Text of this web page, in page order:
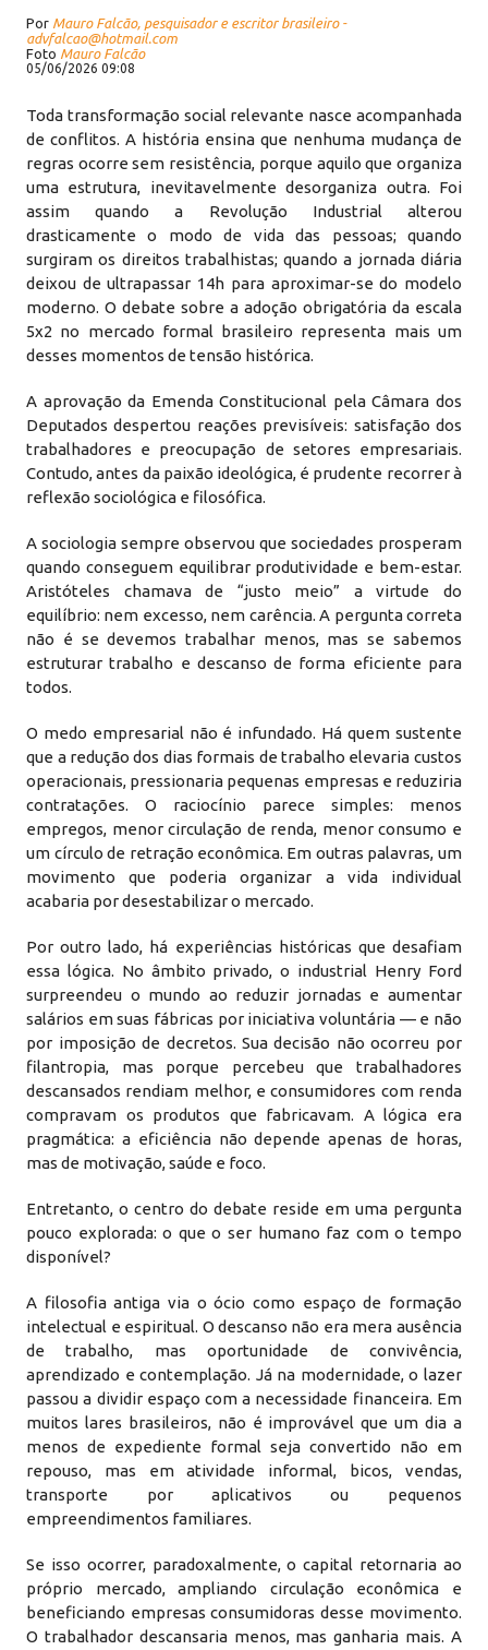
Por Mauro Falcão, pesquisador e escritor brasileiro -
advfalcao@hotmail.com
Foto Mauro Falcão
05/06/2026 09:08
Toda transformação social relevante nasce acompanhada
de conflitos. A história ensina que nenhuma mudança de
regras ocorre sem resistência, porque aquilo que organiza
uma estrutura, inevitavelmente desorganiza outra. Foi
assim quando a Revolução Industrial alterou
drasticamente o modo de vida das pessoas; quando
surgiram os direitos trabalhistas; quando a jornada diária
deixou de ultrapassar 14h para aproximar-se do modelo
moderno. O debate sobre a adoção obrigatória da escala
5x2 no mercado formal brasileiro representa mais um
desses momentos de tensão histórica.
A aprovação da Emenda Constitucional pela Câmara dos
Deputados despertou reações previsíveis: satisfação dos
trabalhadores e preocupação de setores empresariais.
Contudo, antes da paixão ideológica, é prudente recorrer à
reflexão sociológica e filosófica.
A sociologia sempre observou que sociedades prosperam
quando conseguem equilibrar produtividade e bem-estar.
Aristóteles chamava de “justo meio” a virtude do
equilíbrio: nem excesso, nem carência. A pergunta correta
não é se devemos trabalhar menos, mas se sabemos
estruturar trabalho e descanso de forma eficiente para
todos.
O medo empresarial não é infundado. Há quem sustente
que a redução dos dias formais de trabalho elevaria custos
operacionais, pressionaria pequenas empresas e reduziria
contratações. O raciocínio parece simples: menos
empregos, menor circulação de renda, menor consumo e
um círculo de retração econômica. Em outras palavras, um
movimento que poderia organizar a vida individual
acabaria por desestabilizar o mercado.
Por outro lado, há experiências históricas que desafiam
essa lógica. No âmbito privado, o industrial Henry Ford
surpreendeu o mundo ao reduzir jornadas e aumentar
salários em suas fábricas por iniciativa voluntária — e não
por imposição de decretos. Sua decisão não ocorreu por
filantropia, mas porque percebeu que trabalhadores
descansados rendiam melhor, e consumidores com renda
compravam os produtos que fabricavam. A lógica era
pragmática: a eficiência não depende apenas de horas,
mas de motivação, saúde e foco.
Entretanto, o centro do debate reside em uma pergunta
pouco explorada: o que o ser humano faz com o tempo
disponível?
A filosofia antiga via o ócio como espaço de formação
intelectual e espiritual. O descanso não era mera ausência
de trabalho, mas oportunidade de convivência,
aprendizado e contemplação. Já na modernidade, o lazer
passou a dividir espaço com a necessidade financeira. Em
muitos lares brasileiros, não é improvável que um dia a
menos de expediente formal seja convertido não em
repouso, mas em atividade informal, bicos, vendas,
transporte por aplicativos ou pequenos
empreendimentos familiares.
Se isso ocorrer, paradoxalmente, o capital retornaria ao
próprio mercado, ampliando circulação econômica e
beneficiando empresas consumidoras desse movimento.
O trabalhador descansaria menos, mas ganharia mais. A